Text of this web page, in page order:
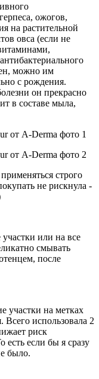
ожогов,
на растительной
овса (если не
можно им
с рождения.
он прекрасно
в составе мыла,
строго
не рискнула -
или на все
смывать
после
участки на метках
использовала 2
риск
если бы я сразу
было.